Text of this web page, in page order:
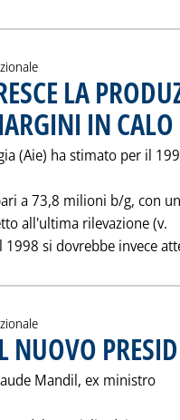
LA
IN CALO
(Aie) ha stimato per il
a 73,8 milioni b/g, con un
all'ultima rilevazione (v.
si dovrebbe invece
Mandil, ex ministro